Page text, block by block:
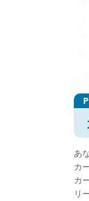
あ
カ
カ
リ